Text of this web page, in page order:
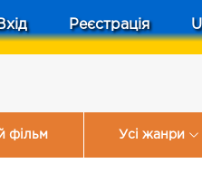
Реєстрація
фільм Усі жанри